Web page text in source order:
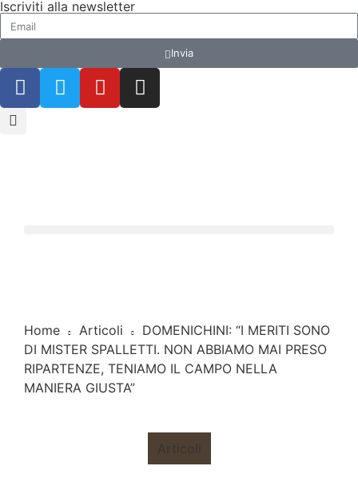
Iscriviti alla newsletter
Invia
Home Articoli
DOMENICHINI: “I MERITI SONO
DI MISTER SPALLETTI. NON ABBIAMO MAI PRESO
RIPARTENZE, TENIAMO IL CAMPO NELLA
MANIERA GIUSTA”
Articoli